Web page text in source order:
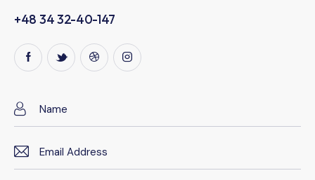
+48 34 32-40-147